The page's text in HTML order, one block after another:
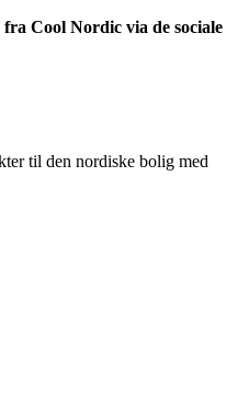
Cool Nordic via de sociale
til den nordiske bolig med